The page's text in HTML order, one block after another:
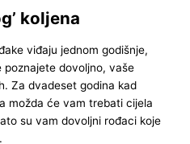
koljena
viđaju jednom godišnje,
poznajete dovoljno, vaše
Za dvadeset godina kad
možda će vam trebati cijela
su vam dovoljni rođaci koje